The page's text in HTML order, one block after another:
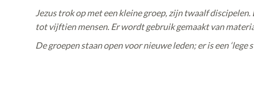
Jezus trok op met een kleine groep, zijn twaalf discipelen.
tot vijftien mensen. Er wordt gebruik gemaakt van
De groepen staan open voor nieuwe leden; er is een